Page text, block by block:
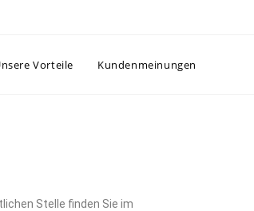
Vorteile Kundenmeinungen
Stelle finden Sie im